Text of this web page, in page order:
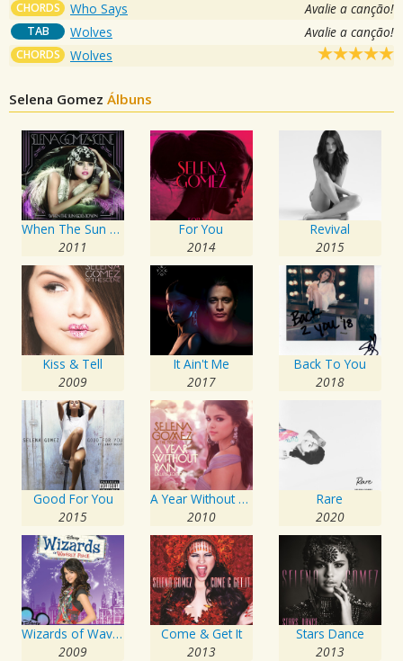
CHORDS Who Says Avalie a canção!
TAB Wolves Avalie a canção!
CHORDS Wolves
Selena Gomez Álbuns
When The Sun Goes Down
2011
For You
2014
Revival
2015
Kiss & Tell
2009
It Ain't Me
2017
Back To You
2018
Good For You
2015
A Year Without Rain
2010
Rare
2020
Wizards of Waverly Place
2009
Come & Get It
2013
Stars Dance
2013